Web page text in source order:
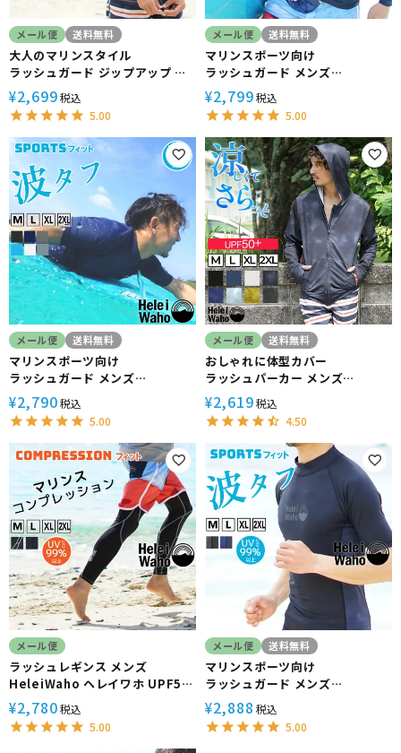
メール便 送料無料
大人のマリンスタイル
ラッシュガード ジップアップ メ
ンズ HeleiWaho ヘレイワホ 長
袖 UPF50+ で UVカット 大きい
サイズ で 体型カバー
¥2,699税込
5.00
メール便 送料無料
マリンスポーツ向け
ラッシュガード メンズ
HeleiWaho ヘレイワホ 長袖
UPF50+ で UVカット 大きいサ
イズ 対応 サーフィン や ウェット
スーツ の インナー
¥2,799税込
5.00
メール便 送料無料
マリンスポーツ向け
ラッシュガード メンズ
HeleiWaho ヘレイワホ 半袖
UPF50+ で UVカット 大きいサ
イズ 対応 サーフィン や ウェット
スーツ の インナー
¥2,790税込
5.00
メール便 送料無料
おしゃれに体型カバー
ラッシュパーカー メンズ
HeleiWaho ヘレイワホ ラッシ
ュパーカー 長袖 パーカー
UPF50+ で UVカット 大きいサ
イズ で 体型カバー
¥2,619税込
4.50
メール便
ラッシュレギンス メンズ
HeleiWaho ヘレイワホ UPF50
＋ UVカット シュノーケリング 海
プール インナーパンツ コンプレ
ッション 接触冷感
¥2,780税込
5.00
メール便 送料無料
マリンスポーツ向け
ラッシュガード メンズ
HeleiWaho ヘレイワホ 半袖
UPF50+ で UVカット 大きいサ
イズ 対応 サーフィン や ウェット
¥2,888 税込
5.00